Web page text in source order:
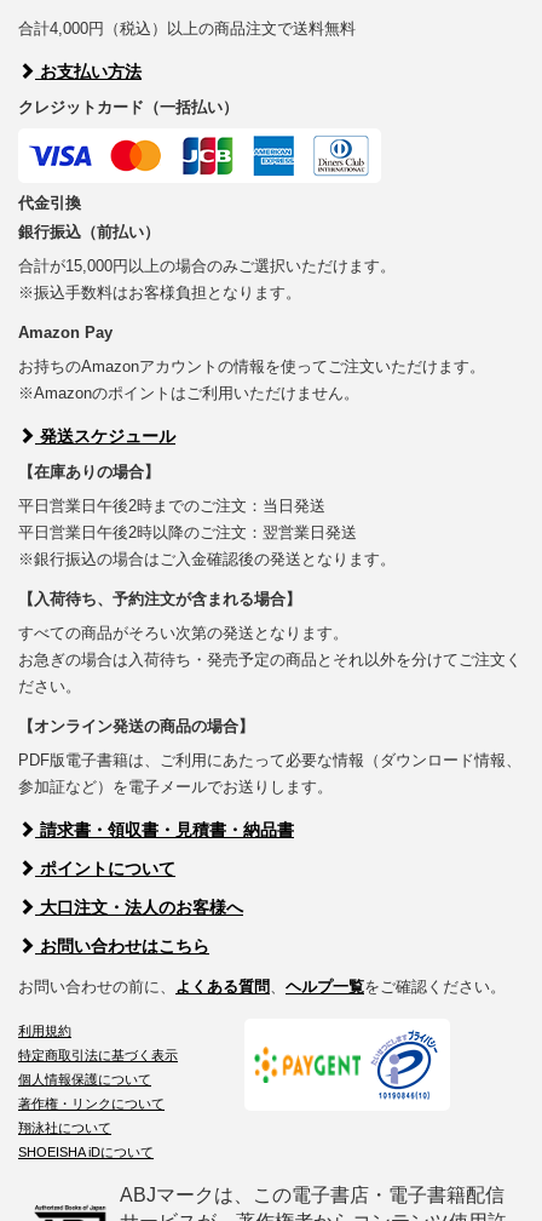
合計4,000円（税込）以上の商品注文で送料無料
お支払い方法
クレジットカード（一括払い）
代金引換
銀行振込（前払い）
合計が15,000円以上の場合のみご選択いただけます。
※振込手数料はお客様負担となります。
Amazon Pay
お持ちのAmazonアカウントの情報を使ってご注文いただけます。
※Amazonのポイントはご利用いただけません。
発送スケジュール
【在庫ありの場合】
平日営業日午後2時までのご注文：当日発送
平日営業日午後2時以降のご注文：翌営業日発送
※銀行振込の場合はご入金確認後の発送となります。
【入荷待ち、予約注文が含まれる場合】
すべての商品がそろい次第の発送となります。
お急ぎの場合は入荷待ち・発売予定の商品とそれ以外を分けてご注文く
ださい。
【オンライン発送の商品の場合】
PDF版電子書籍は、ご利用にあたって必要な情報（ダウンロード情報、
参加証など）を電子メールでお送りします。
請求書・領収書・見積書・納品書
ポイントについて
大口注文・法人のお客様へ
お問い合わせはこちら
お問い合わせの前に、 よくある質問、 ヘルプ一覧をご確認ください。
利用規約
特定商取引法に基づく表示
個人情報保護について
著作権・リンクについて
翔泳社について
SHOEISHA iDについて
ABJマークは、この電子書店・電子書籍配信